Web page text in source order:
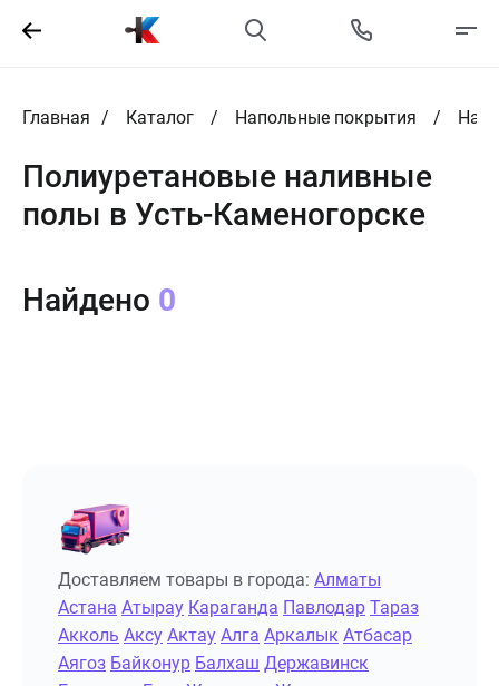
Главная Каталог Напольные покрытия
Полиуретановые наливные
полы в Усть-Каменогорске
Найдено 0
Доставляем товары в города: Алматы
Астана Атырау Караганда Павлодар Тараз
Акколь Аксу Актау Алга Аркалык Атбасар
Аягоз Байконур Балхаш Державинск